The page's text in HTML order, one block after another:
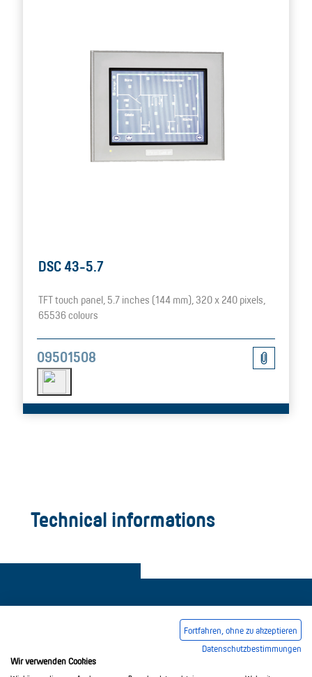
DSC 43-5.7
TFT touch panel, 5.7 inches (144 mm), 320 x 240 pixels,
65536 colours
09501508
Technical informations
Common Conditions Of Trading
Fortfahren, ohne zu akzeptieren
Datenschutzbestimmungen
Wir verwenden Cookies